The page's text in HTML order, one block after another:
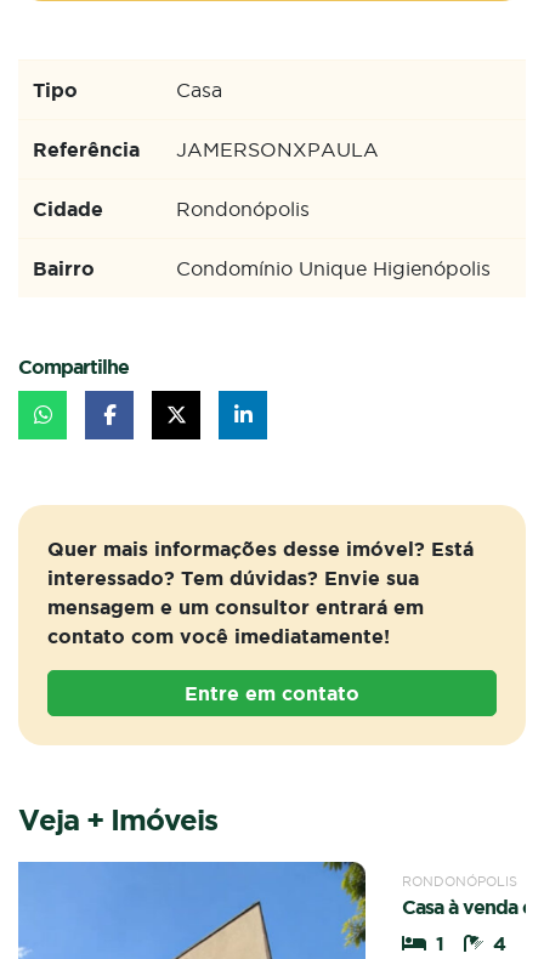
Tipo Casa
Referência JAMERSONXPAULA
Cidade Rondonópolis
Bairro Condomínio Unique Higienópolis
Compartilhe
Quer mais informações desse imóvel? Está
interessado? Tem dúvidas? Envie sua
mensagem e um consultor entrará em
contato com você imediatamente!
Entre em contato
Veja + Imóveis
VENDA
Casa à venda excelente para ponto comercial